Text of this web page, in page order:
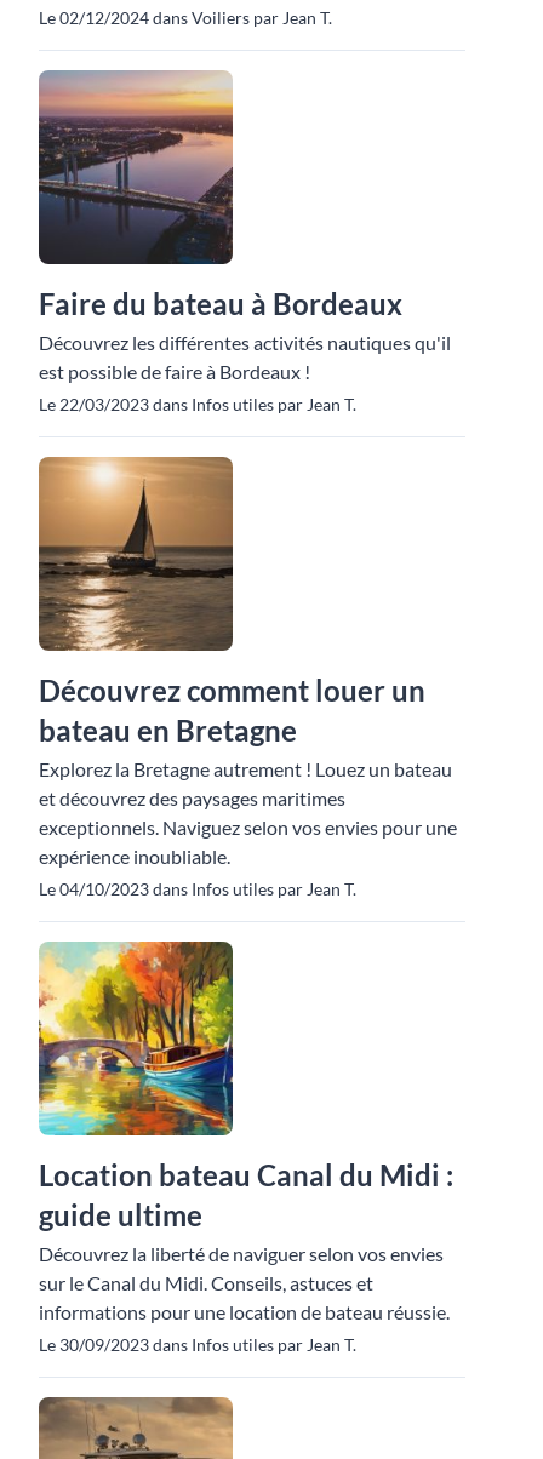
Le 02/12/2024 dans Voiliers par Jean T.
Faire du bateau à Bordeaux
Découvrez les différentes activités nautiques qu'il
est possible de faire à Bordeaux !
Le 22/03/2023 dans Infos utiles par Jean T.
Découvrez comment louer un
bateau en Bretagne
Explorez la Bretagne autrement ! Louez un bateau
et découvrez des paysages maritimes
exceptionnels. Naviguez selon vos envies pour une
expérience inoubliable.
Le 04/10/2023 dans Infos utiles par Jean T.
Location bateau Canal du Midi :
guide ultime
Découvrez la liberté de naviguer selon vos envies
sur le Canal du Midi. Conseils, astuces et
informations pour une location de bateau réussie.
Le 30/09/2023 dans Infos utiles par Jean T.